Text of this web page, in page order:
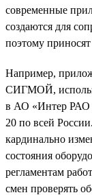
современные
создаются для
поэтому
Например,
СИГМОЙ,
в АО «Интер РАО
20 по всей
кардинально
состояния
регламентам
смен проверять